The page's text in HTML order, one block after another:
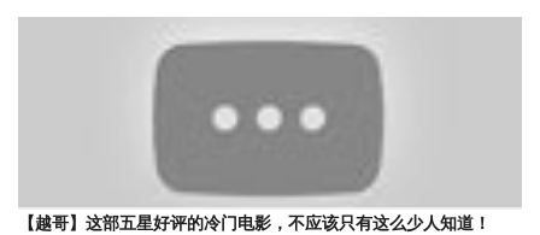
【越哥】这部五星好评的冷门电影，不应该只有这么少人知道！